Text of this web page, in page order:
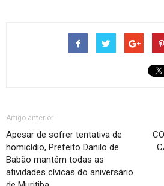
Artigo anterior
Apesar de sofrer tentativa de
homicídio, Prefeito Danilo de
Babão mantém todas as
atividades cívicas do aniversário